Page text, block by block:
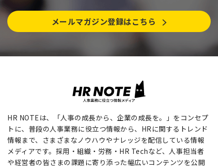
メールマガジン登録はこちら
HR NOTEは、「人事の成長から、企業の成長を。」をコンセプ
トに、普段の人事業務に役立つ情報から、HRに関するトレンド
情報まで、さまざまなノウハウやナレッジを配信している情報
メディアです。採用・組織・労務・HR Techなど、人事担当者
や経営者の皆さまの課題に寄り添った幅広いコンテンツを公開